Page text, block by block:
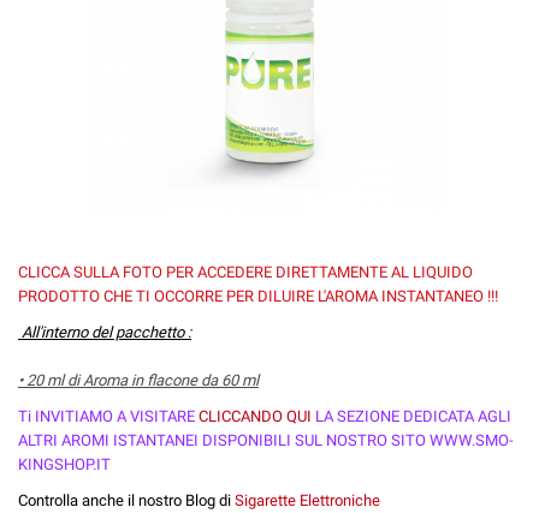
CLICCA SULLA FOTO PER ACCEDERE DIRETTAMENTE AL LIQUIDO
PRODOTTO CHE TI OCCORRE PER DILUIRE L'AROMA INSTANTANEO !!!
All'interno del pacchetto :
• 20 ml di Aroma in flacone da 60 ml
Ti INVITIAMO A VISITARE CLICCANDO QUI LA SEZIONE DEDICATA AGLI
ALTRI AROMI ISTANTANEI DISPONIBILI SUL NOSTRO SITO WWW.SMO-
KINGSHOP.IT
Controlla anche il nostro Blog di Sigarette Elettroniche